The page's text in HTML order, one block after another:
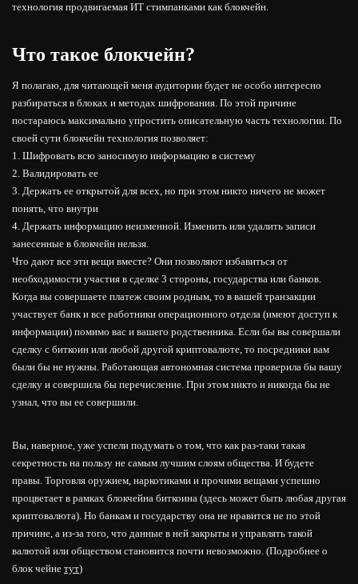
технология продвигаемая ИТ стимпанками как блокчейн.
Что такое блокчейн?
Я полагаю, для читающей меня аудитории будет не особо интересно
разбираться в блоках и методах шифрования. По этой причине
постараюсь максимально упростить описательную часть технологии. По
своей сути блокчейн технология позволяет:
1. Шифровать всю заносимую информацию в систему
2. Валидировать ее
3. Держать ее открытой для всех, но при этом никто ничего не может
понять, что внутри
4. Держать информацию неизменной. Изменить или удалить записи
занесенные в блокчейн нельзя.
Что дают все эти вещи вместе? Они позволяют избавиться от
необходимости участия в сделке 3 стороны, государства или банков.
Когда вы совершаете платеж своим родным, то в вашей транзакции
участвует банк и все работники операционного отдела (имеют доступ к
информации) помимо вас и вашего родственника. Если бы вы совершали
сделку с биткоин или любой другой криптовалюте, то посредники вам
были бы не нужны. Работающая автономная система проверила бы вашу
сделку и совершила бы перечисление. При этом никто и никогда бы не
узнал, что вы ее совершили.
Вы, наверное, уже успели подумать о том, что как раз-таки такая
секретность на пользу не самым лучшим слоям общества. И будете
правы. Торговля оружием, наркотиками и прочими вещами успешно
процветает в рамках блокчейна биткоина (здесь может быть любая другая
криптовалюта). Но банкам и государству она не нравится не по этой
причине, а из-за того, что данные в ней закрыты и управлять такой
валютой или обществом становится почти невозможно. (Подробнее о
блок чейне тут)